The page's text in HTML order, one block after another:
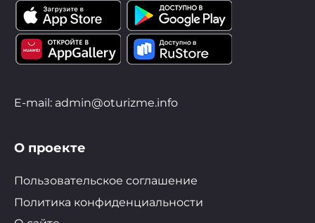
E-mail: admin@oturizme.info
О проекте
Пользовательское соглашение
Политика конфиденциальности